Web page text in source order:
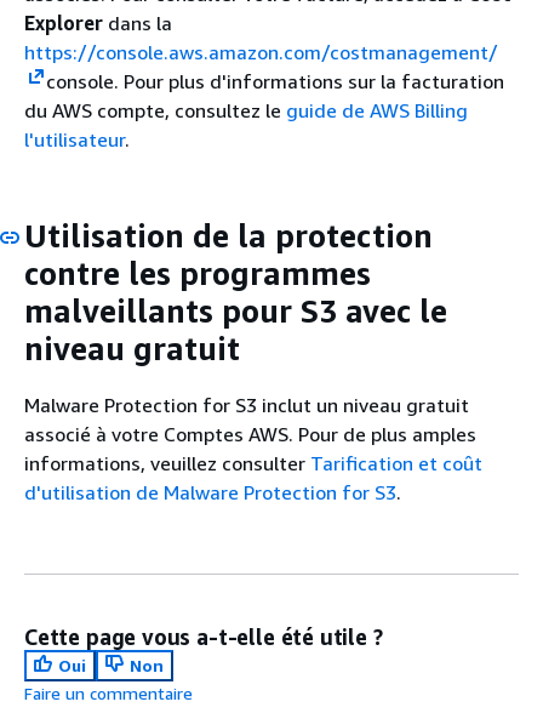
Explorer dans la
https://console.aws.amazon.com/costmanagement/
console. Pour plus d'informations sur la facturation
du AWS compte, consultez le guide de AWS Billing
l'utilisateur.
Utilisation de la protection
contre les programmes
malveillants pour S3 avec le
niveau gratuit
Malware Protection for S3 inclut un niveau gratuit
associé à votre Comptes AWS. Pour de plus amples
informations, veuillez consulter Tarification et coût
d'utilisation de Malware Protection for S3.
Cette page vous a-t-elle été utile ?
Oui
Non
Faire un commentaire